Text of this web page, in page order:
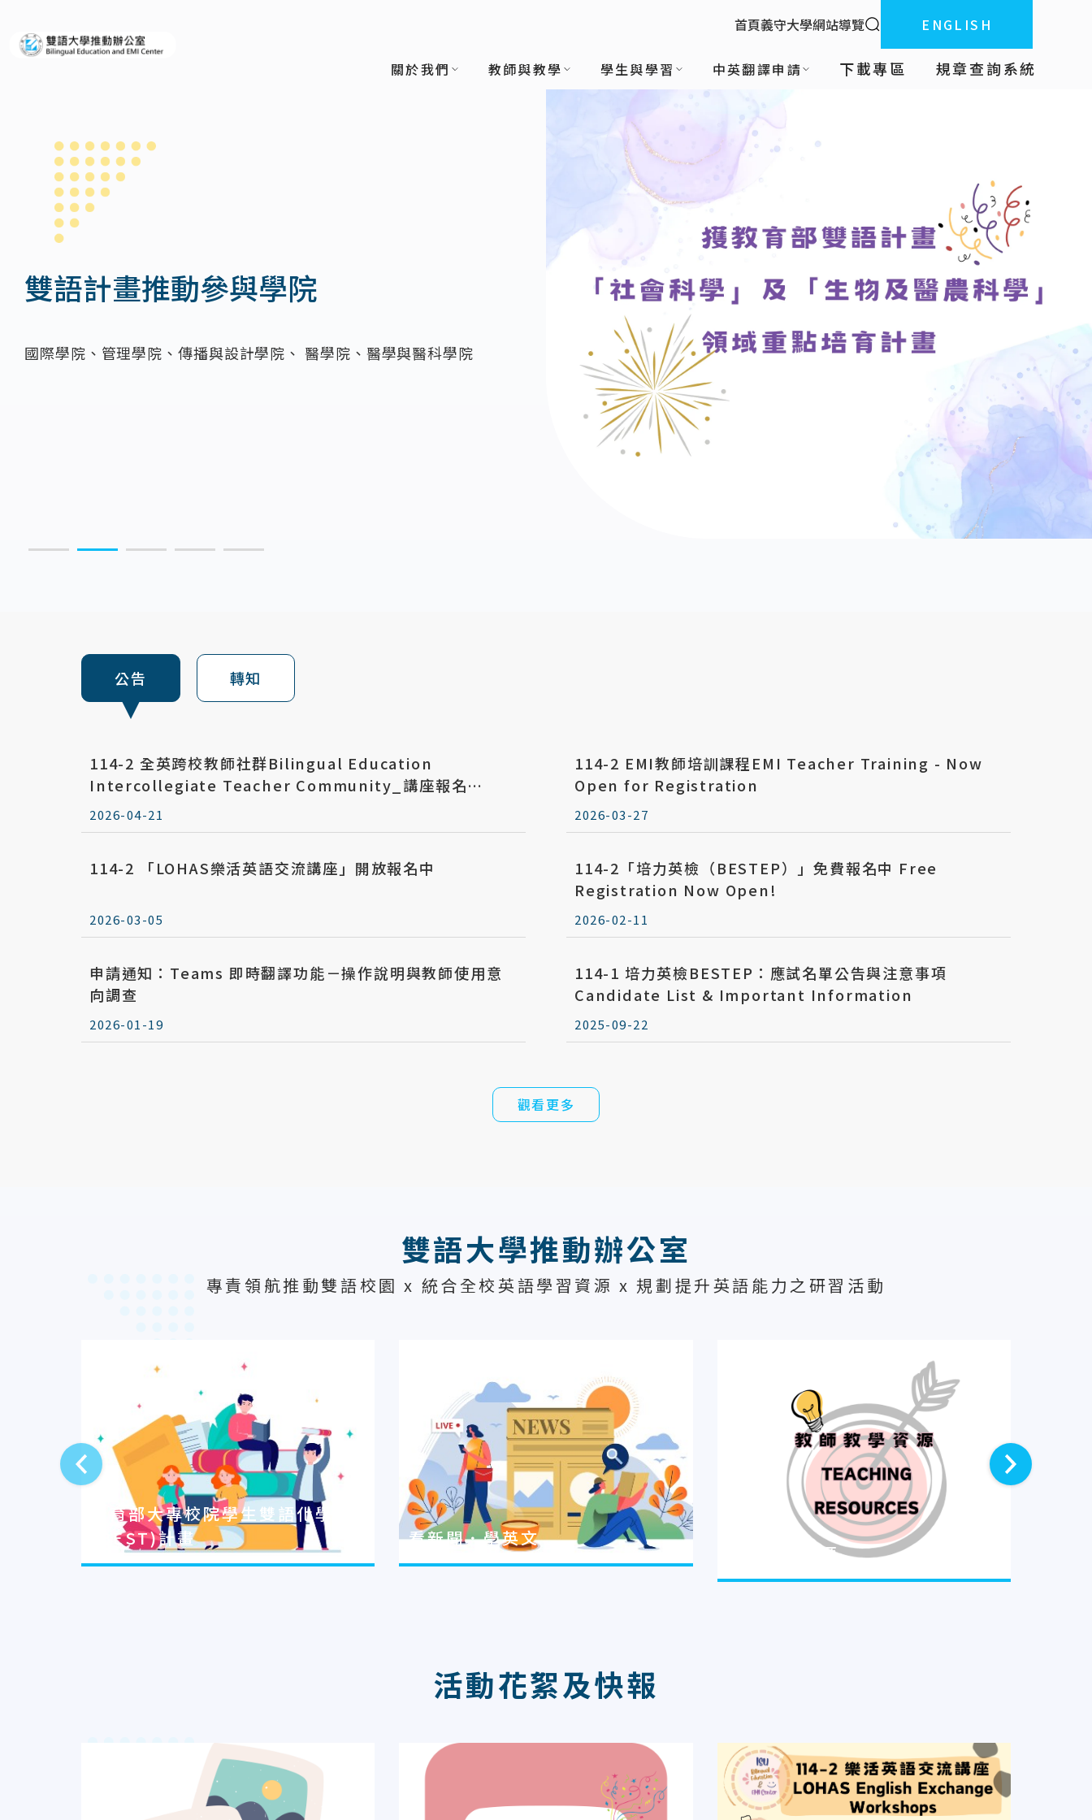
:::
首頁義守大學網站導覽 全站搜索ENGLISH
關於我們 教師與教學 學生與學習 中英翻譯申請 下載專區 規章查詢系統
雙語計畫推動參與學院
國際學院、管理學院、傳播與設計學院、 醫學院、醫學與醫科學院
公告 轉知
114-2 全英跨校教師社群Bilingual Education
Intercollegiate Teacher Community_講座報名
Lecture Registration
2026-04-21
114-2 EMI教師培訓課程EMI Teacher Training - Now
Open for Registration
2026-03-27
114-2 「LOHAS樂活英語交流講座」開放報名中
2026-03-05
114-2「培力英檢（BESTEP）」免費報名中 Free
Registration Now Open!
2026-02-11
申請通知：Teams 即時翻譯功能－操作說明與教師使用意
向調查
2026-01-19
114-1 培力英檢BESTEP：應試名單公告與注意事項
Candidate List & Important Information
2025-09-22
觀看更多
雙語大學推動辦公室
專責領航推動雙語校園 x 統合全校英語學習資源 x 規劃提升英語能力之研習活動
上一則
教育部大專校院學生雙語化學習
(BEST)計畫
看新聞．學英文
教師教學資源
下一則
活動花絮及快報